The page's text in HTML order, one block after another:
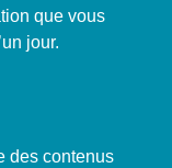
que vous
jour.
des contenus